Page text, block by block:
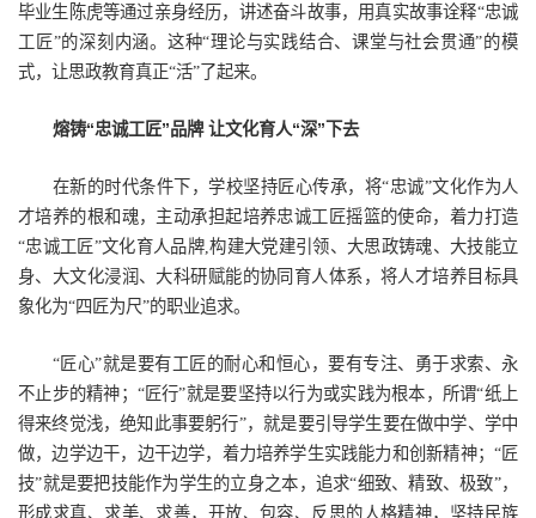
毕业生陈虎等通过亲身经历，讲述奋斗故事，用真实故事诠释“忠诚
工匠”的深刻内涵。这种“理论与实践结合、课堂与社会贯通”的模
式，让思政教育真正“活”了起来。
熔铸“忠诚工匠”品牌 让文化育人“深”下去
在新的时代条件下，学校坚持匠心传承，将“忠诚”文化作为人
才培养的根和魂，主动承担起培养忠诚工匠摇篮的使命，着力打造
“忠诚工匠”文化育人品牌,构建大党建引领、大思政铸魂、大技能立
身、大文化浸润、大科研赋能的协同育人体系，将人才培养目标具
象化为“四匠为尺”的职业追求。
“匠心”就是要有工匠的耐心和恒心，要有专注、勇于求索、永
不止步的精神；“匠行”就是要坚持以行为或实践为根本，所谓“纸上
得来终觉浅，绝知此事要躬行”，就是要引导学生要在做中学、学中
做，边学边干，边干边学，着力培养学生实践能力和创新精神；“匠
技”就是要把技能作为学生的立身之本，追求“细致、精致、极致”，
形成求真、求美、求善，开放、包容、反思的人格精神，坚持民族